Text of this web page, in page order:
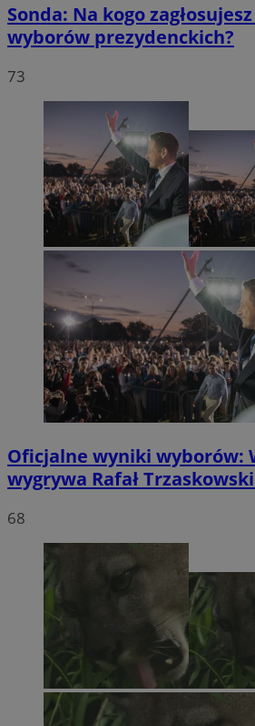
Sonda: Na kogo
wyborów prezydenckich?
73
Oficjalne wyniki wyborów:
wygrywa Rafał
68